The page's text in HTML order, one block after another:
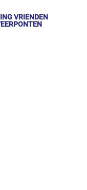
VRIENDEN